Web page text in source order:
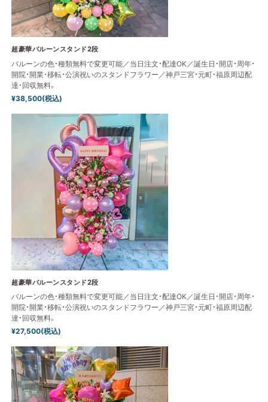
超豪華バルーンスタンド2段
バルーンの色・種類無料で変更可能／当日注文・配達OK／誕生日・開店・周年・
開院・開業・移転・公演祝いのスタンドフラワー／神戸三宮・元町・福原周辺配
達・回収無料。
¥38,500(税込)
超豪華バルーンスタンド2段
バルーンの色・種類無料で変更可能／当日注文・配達OK／誕生日・開店・周年・
開院・開業・移転・公演祝いのスタンドフラワー／神戸三宮・元町・福原周辺配
達・回収無料。
¥27,500(税込)